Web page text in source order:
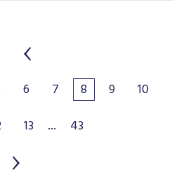
6 7 8 9
10
13 ... 43